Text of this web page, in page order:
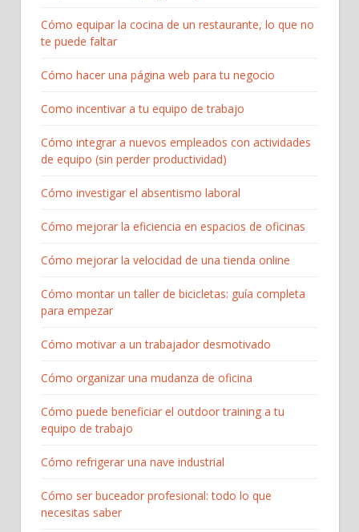
Cómo equipar la cocina de un restaurante, lo que no
te puede faltar
Cómo hacer una página web para tu negocio
Como incentivar a tu equipo de trabajo
Cómo integrar a nuevos empleados con actividades
de equipo (sin perder productividad)
Cómo investigar el absentismo laboral
Cómo mejorar la eficiencia en espacios de oficinas
Cómo mejorar la velocidad de una tienda online
Cómo montar un taller de bicicletas: guía completa
para empezar​
Cómo motivar a un trabajador desmotivado
Cómo organizar una mudanza de oficina
Cómo puede beneficiar el outdoor training a tu
equipo de trabajo
Cómo refrigerar una nave industrial
Cómo ser buceador profesional: todo lo que
necesitas saber